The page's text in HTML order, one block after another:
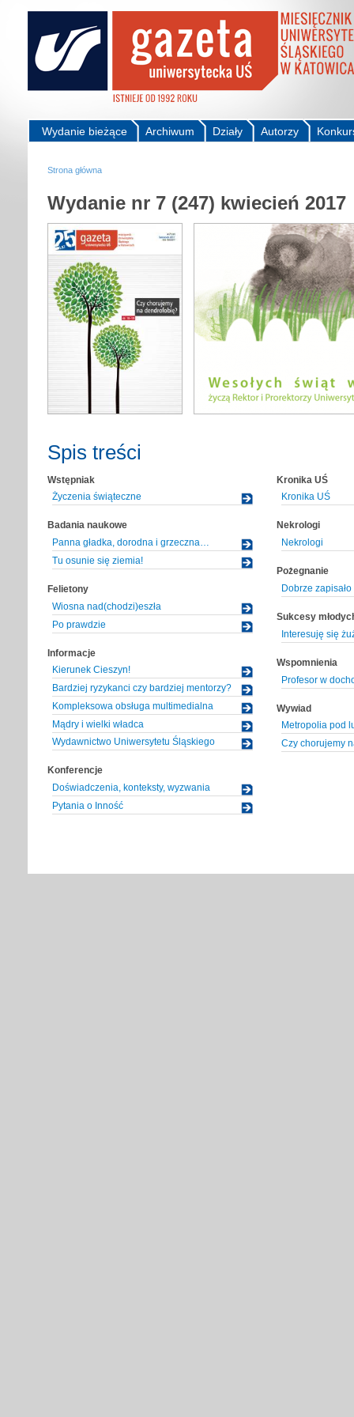
Autorzy
Działy
Archiwum
Wydanie bieżące
Strona główna
Wydanie nr 7 (247) kwiecień 2017
Spis treści
Wstępniak
Życzenia świąteczne
Badania naukowe
Panna gładka, dorodna i grzeczna…
Tu osunie się ziemia!
Felietony
Wiosna nad(chodzi)eszła
Po prawdzie
Informacje
Kierunek Cieszyn!
Bardziej ryzykanci czy bardziej mentorzy?
Kompleksowa obsługa multimedialna
Mądry i wielki władca
Wydawnictwo Uniwersytetu Śląskiego
Konferencje
Doświadczenia, konteksty, wyzwania
Pytania o Inność
Kronika UŚ
Kronika UŚ
Nekrologi
Nekrologi
Pożegnanie
Dobrze
Sukcesy
Interesuję się
Wspomnienia
Profesor w
Wywiad
Metropolia pod
Czy chorujemy